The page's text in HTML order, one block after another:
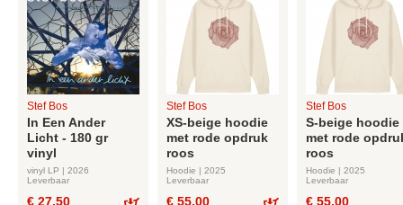
Stef Bos
In Een Ander
Licht - 180 gr
vinyl
vinyl LP | 2026
Leverbaar
€ 27,50
Stef Bos
XS-beige hoodie
met rode opdruk
roos
Hoodie | 2025
Leverbaar
€ 55,00
Stef Bos
S-beige hoodie
met rode
roos
Hoodie | 2025
Leverbaar
€ 55,00